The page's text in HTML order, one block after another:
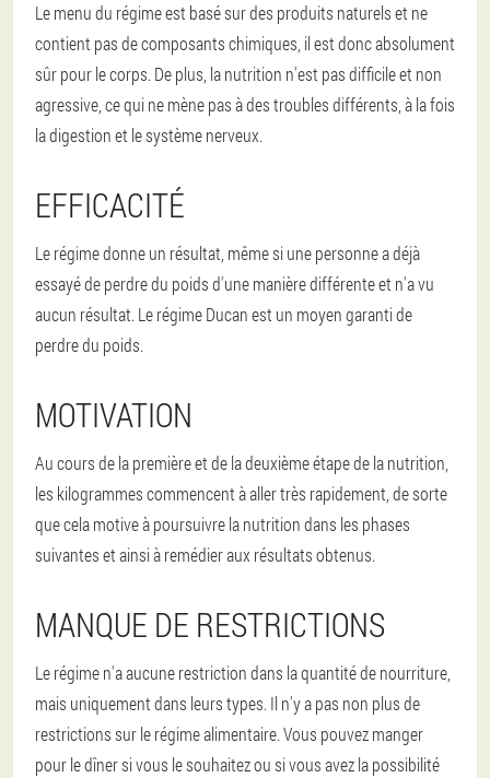
Le menu du régime est basé sur des produits naturels et ne
contient pas de composants chimiques, il est donc absolument
sûr pour le corps. De plus, la nutrition n'est pas difficile et non
agressive, ce qui ne mène pas à des troubles différents, à la fois
la digestion et le système nerveux.
EFFICACITÉ
Le régime donne un résultat, même si une personne a déjà
essayé de perdre du poids d'une manière différente et n'a vu
aucun résultat. Le régime Ducan est un moyen garanti de
perdre du poids.
MOTIVATION
Au cours de la première et de la deuxième étape de la nutrition,
les kilogrammes commencent à aller très rapidement, de sorte
que cela motive à poursuivre la nutrition dans les phases
suivantes et ainsi à remédier aux résultats obtenus.
MANQUE DE RESTRICTIONS
Le régime n'a aucune restriction dans la quantité de nourriture,
mais uniquement dans leurs types. Il n'y a pas non plus de
restrictions sur le régime alimentaire. Vous pouvez manger
pour le dîner si vous le souhaitez ou si vous avez la possibilité